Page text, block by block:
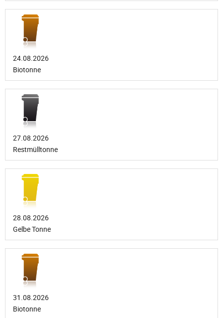
24.08.2026
Biotonne
27.08.2026
Restmülltonne
28.08.2026
Gelbe Tonne
31.08.2026
Biotonne